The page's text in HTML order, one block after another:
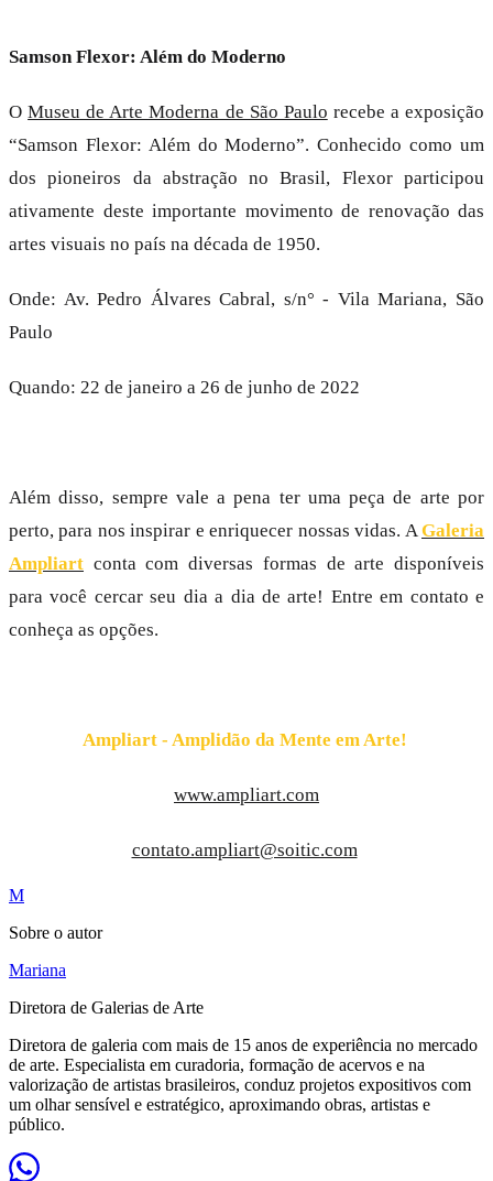
Samson Flexor: Além do Moderno
OMuseu de Arte Moderna de São Paulo recebe a exposição
“Samson Flexor: Além do Moderno”. Conhecido como um
dos pioneiros da abstração no Brasil, Flexor participou
ativamente deste importante movimento de renovação das
artes visuais no país na década de 1950.
Onde: Av. Pedro Álvares Cabral, s/n° - Vila Mariana, São
Paulo
Quando: 22 de janeiro a 26 de junho de 2022
Além disso, sempre vale a pena ter uma peça de arte por
perto, para nos inspirar e enriquecer nossas vidas. A Galeria
Ampliart conta com diversas formas de arte disponíveis
para você cercar seu dia a dia de arte! Entre em contato e
conheça as opções.
Ampliart - Amplidão da Mente em Arte!
www.ampliart.com
contato.ampliart@soitic.com
M
Sobre o autor
Mariana
Diretora de Galerias de Arte
Diretora de galeria com mais de 15 anos de experiência no mercado
de arte. Especialista em curadoria, formação de acervos e na
valorização de artistas brasileiros, conduz projetos expositivos com
um olhar sensível e estratégico, aproximando obras, artistas e
público.